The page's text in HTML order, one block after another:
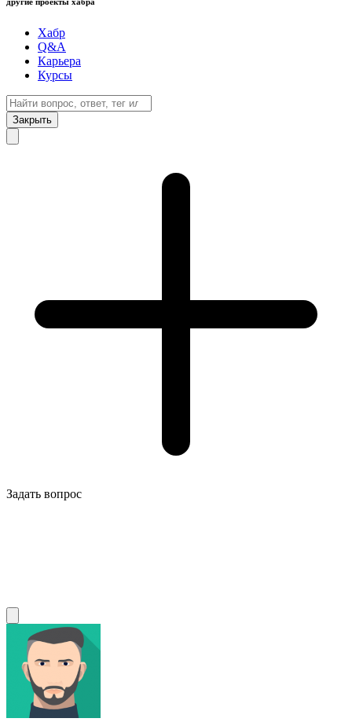
Хабр
Q&A
Карьера
Курсы
Закрыть
Задать вопрос